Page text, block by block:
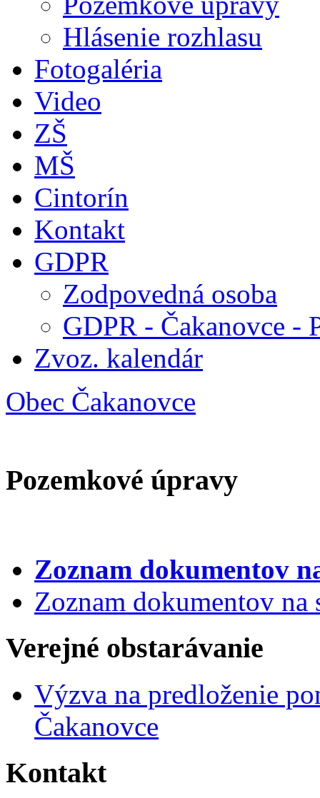
Hlásenie rozhlasu
Fotogaléria
Video
ZŠ
MŠ
Cintorín
Kontakt
GDPR
Zodpovedná osoba
GDPR - Čakanovce -
Zvoz. kalendár
Obec Čakanovce
Pozemkové úpravy
Zoznam dokumentov
Zoznam dokumentov
Verejné obstarávanie
Výzva na predloženie
Čakanovce
Kontakt